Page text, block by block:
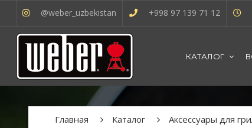
@weber_uzbekistan +998 97 139 71 12
КАТАЛОГ
Главная Каталог Аксессуары для